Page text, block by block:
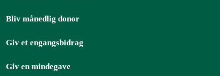
Bliv månedlig donor
Giv et engangsbidrag
Giv en mindegave